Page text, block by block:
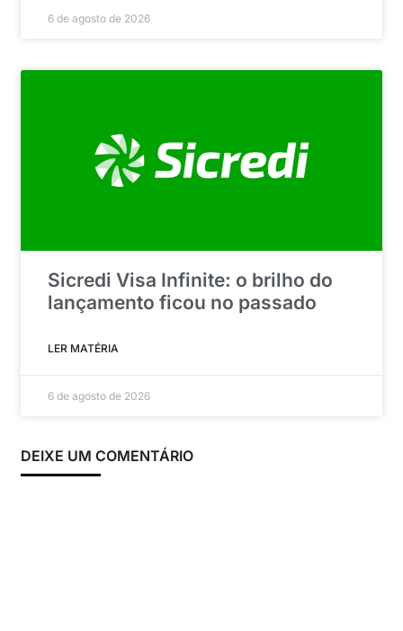
6 de agosto de 2026
Sicredi Visa Infinite: o brilho do
lançamento ficou no passado
LER MATÉRIA
6 de agosto de 2026
DEIXE UM COMENTÁRIO